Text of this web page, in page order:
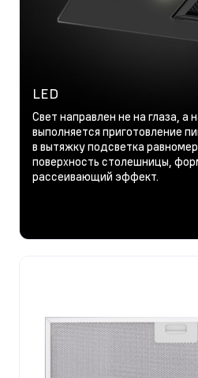
LED
Свет направлен не на глаза, а
выполняется приготовление
в вытяжку подсветка
поверхность столешницы,
рассеивающий эффект.